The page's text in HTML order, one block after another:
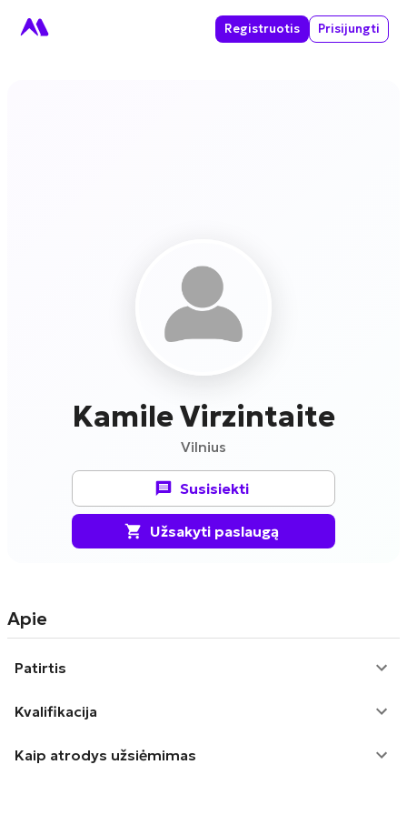
Registruotis Prisijungti
Kamile Virzintaite
Vilnius
Susisiekti
Užsakyti paslaugą
Apie
Patirtis
Kvalifikacija
Kaip atrodys užsiėmimas